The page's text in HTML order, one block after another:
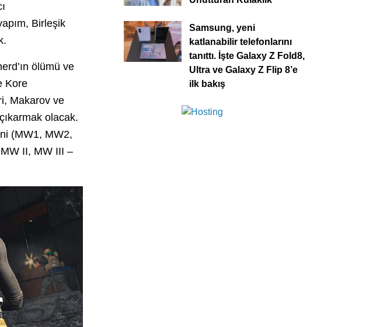
Birleşik
ölümü ve
Kore
Makarov ve
olacak.
(MW1, MW2,
II, MW III –
Samsung, yeni
katlanabilir telefonlarını
tanıttı. İşte Galaxy Z Fold8,
Ultra ve Galaxy Z Flip 8’e
ilk bakış